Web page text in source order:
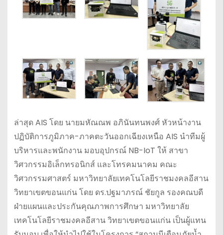
ล่าสุด AIS โดย นายมหัณณพ อภินันทนพงศ์ หัวหน้างาน
ปฏิบัติการภูมิภาค-ภาคตะวันออกเฉียงเหนือ AIS นำทีมผู้
บริหารและพนักงาน มอบอุปกรณ์ NB-IoT ให้ สาขา
วิศวกรรมอิเล็กทรอนิกส์ และโทรคมนาคม คณะ
วิศวกรรมศาสตร์ มหาวิทยาลัยเทคโนโลยีราชมงคลอีสาน
วิทยาเขตขอนแก่น โดย ดร.ปฐมาภรณ์ ชัยกูล รองคณบดี
ฝ่ายแผนและประกันคุณภาพการศึกษา มหาวิทยาลัย
เทคโนโลยีราชมงคลอีสาน วิทยาเขตขอนแก่น เป็นผู้แทน